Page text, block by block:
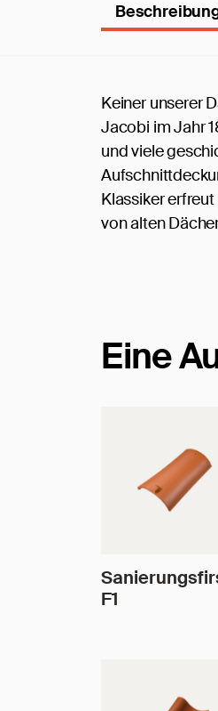
Keiner unserer
Jacobi im Jahr
und viele
Klassiker
von alten
Eine
F1